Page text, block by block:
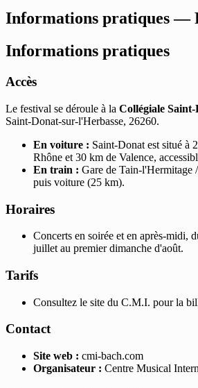
Informations pratiques —
Informations pratiques
Accès
Le festival se déroule à la Collégiale
Saint-Donat-sur-l'Herbasse, 26260.
En voiture : Saint-Donat est situé à
Rhône et 30 km de Valence,
En train : Gare de Tain-l'Hermitage
puis voiture (25 km).
Horaires
Concerts en soirée et en après-midi,
juillet au premier dimanche d'août.
Tarifs
Consultez le site du C.M.I. pour la
Contact
Site web : cmi-bach.com
Organisateur : Centre Musical